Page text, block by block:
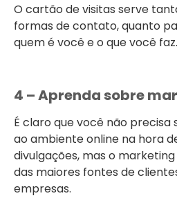
O cartão de visitas serve
formas de contato, quanto
quem é você e o que você faz.
4 – Aprenda sobre
É claro que você não
ao ambiente online na hora
divulgações, mas o
das maiores fontes de
empresas.